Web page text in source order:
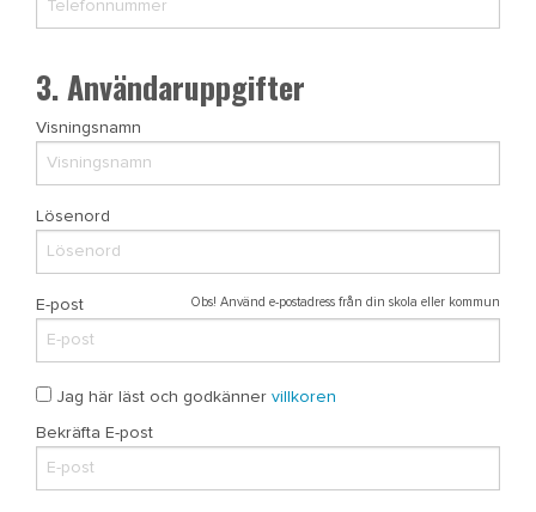
3. Användaruppgifter
Visningsnamn
Lösenord
E-post Obs! Använd e-postadress från din skola eller kommun
Jag här läst och godkänner villkoren
Bekräfta E-post